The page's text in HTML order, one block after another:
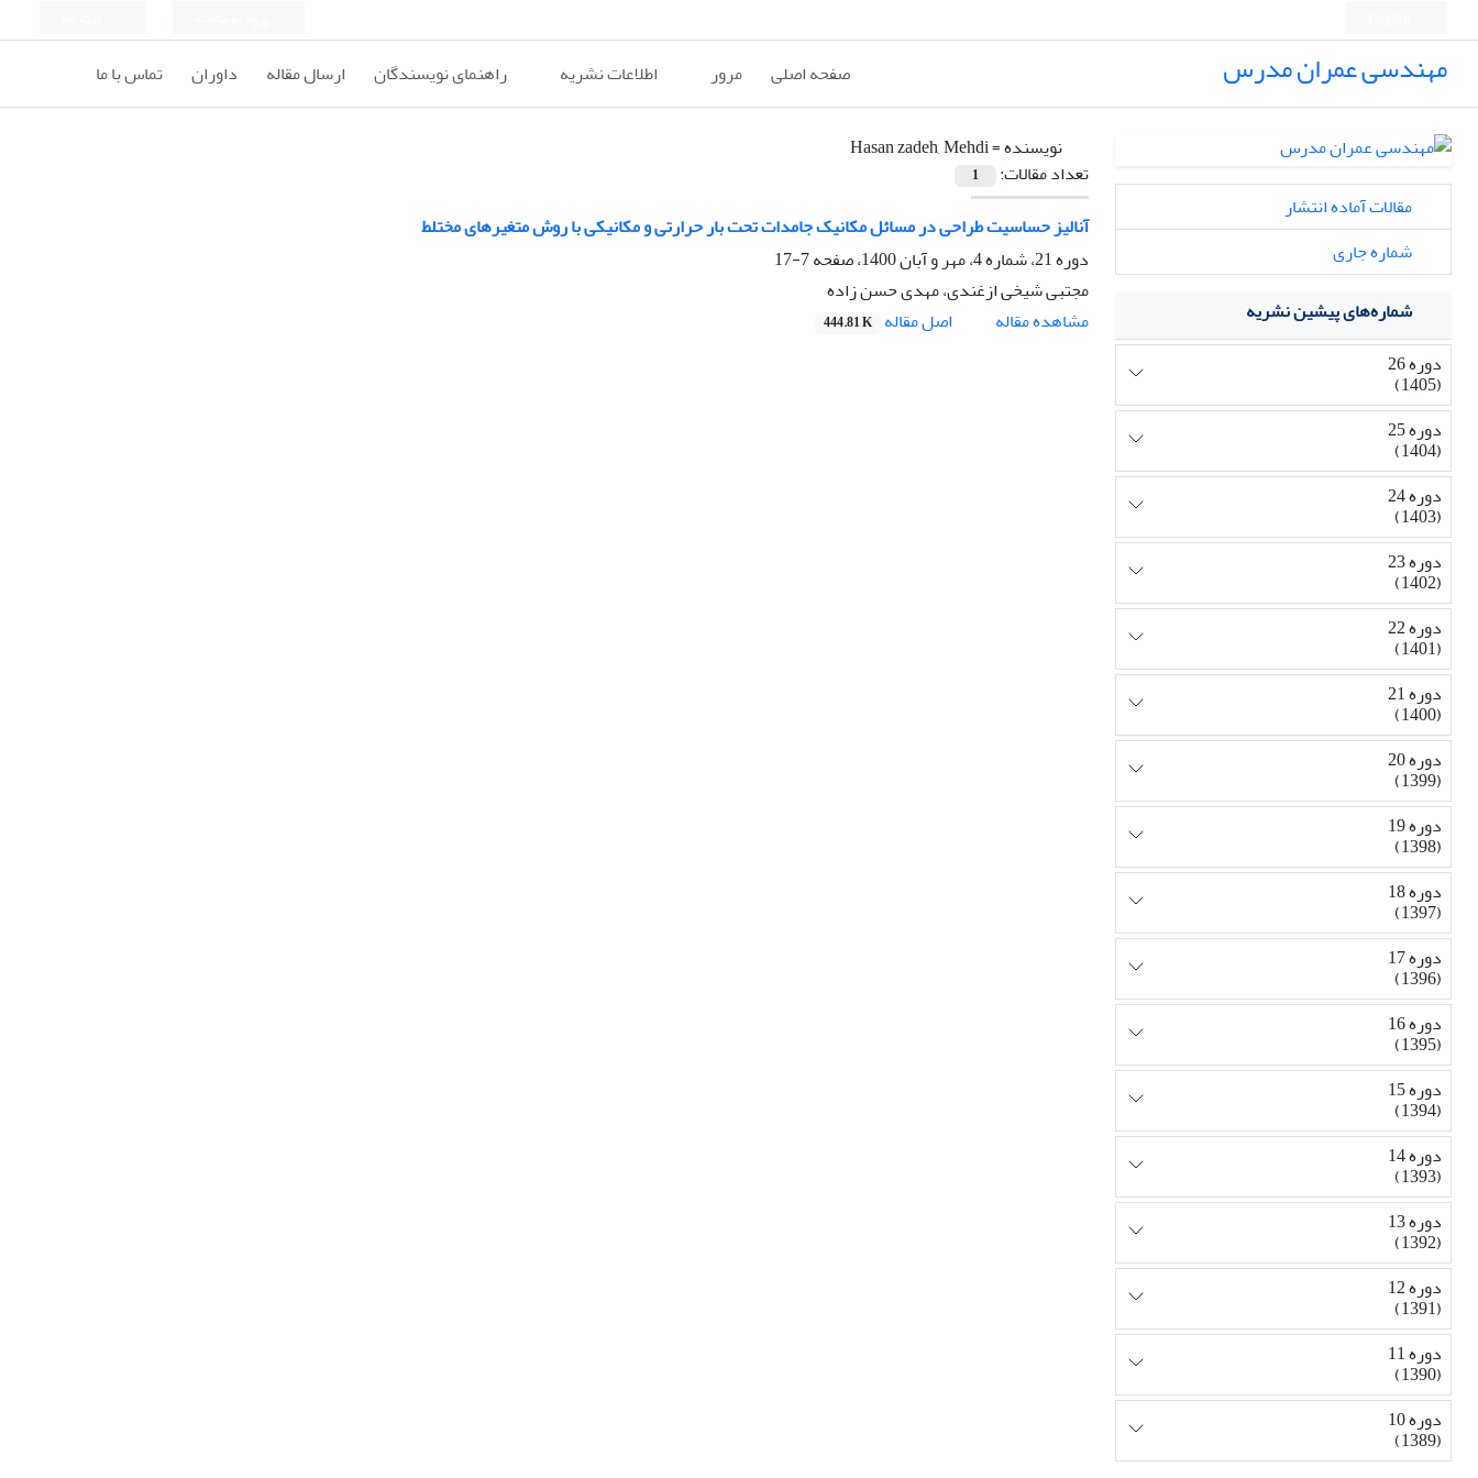
مهندسی عمران مدرس صفحه اصلی مرور اطلاعات نشریه راهنمای نویسندگان ارسال مقاله داوران تماس با ما
نویسنده =Hasan zadeh, Mehdi
تعداد مقالات:
1
آنالیز حساسیت طراحی در مسائل مکانیک جامدات تحت بار حرارتی و مکانیکی با روش متغیرهای مختلط
دوره 21، شماره 4، مهر و آبان 1400، صفحه
7-17
مجتبی شیخی ازغندی، مهدی حسن زاده
مشاهده مقاله
اصل مقاله 444.81 K
مقالات آماده انتشار
شماره جاری
شماره‌های پیشین نشریه
دوره 26
(1405)
دوره 25
(1404)
دوره 24
(1403)
دوره 23
(1402)
دوره 22
(1401)
دوره 21
(1400)
دوره 20
(1399)
دوره 19
(1398)
دوره 18
(1397)
دوره 17
(1396)
دوره 16
(1395)
دوره 15
(1394)
دوره 14
(1393)
دوره 13
(1392)
دوره 12
(1391)
دوره 11
(1390)
دوره 10
(1389)